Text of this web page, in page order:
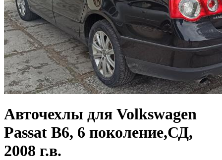
Авточехлы для Volkswagen
Passat B6, 6 поколение,СД,
2008 г.в.